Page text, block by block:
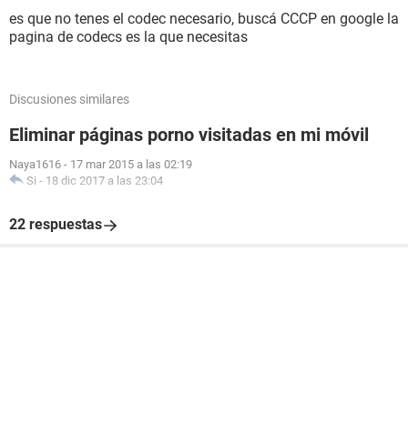
es que no tenes el codec necesario, buscá CCCP en google la
pagina de codecs es la que necesitas
Discusiones similares
Eliminar páginas porno visitadas en mi móvil
Naya1616 - 17 mar 2015 a las 02:19
Si - 18 dic 2017 a las 23:04
22 respuestas